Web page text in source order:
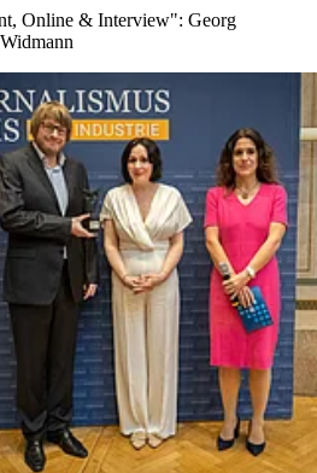
Online & Interview": Georg